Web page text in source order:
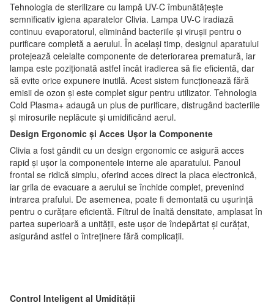
Tehnologia de sterilizare cu lampă UV-C îmbunătățește
semnificativ igiena aparatelor Clivia. Lampa UV-C iradiază
continuu evaporatorul, eliminând bacteriile și virușii pentru o
purificare completă a aerului. În același timp, designul aparatului
protejează celelalte componente de deteriorarea prematură, iar
lampa este poziționată astfel încât iradierea să fie eficientă, dar
să evite orice expunere inutilă. Acest sistem funcționează fără
emisii de ozon și este complet sigur pentru utilizator. Tehnologia
Cold Plasma+ adaugă un plus de purificare, distrugând bacteriile
și mirosurile neplăcute și umidificând aerul.
Design Ergonomic și Acces Ușor la Componente
Clivia a fost gândit cu un design ergonomic ce asigură acces
rapid și ușor la componentele interne ale aparatului. Panoul
frontal se ridică simplu, oferind acces direct la placa electronică,
iar grila de evacuare a aerului se închide complet, prevenind
intrarea prafului. De asemenea, poate fi demontată cu ușurință
pentru o curățare eficientă. Filtrul de înaltă densitate, amplasat în
partea superioară a unității, este ușor de îndepărtat și curățat,
asigurând astfel o întreținere fără complicații.
Control Inteligent al Umidității